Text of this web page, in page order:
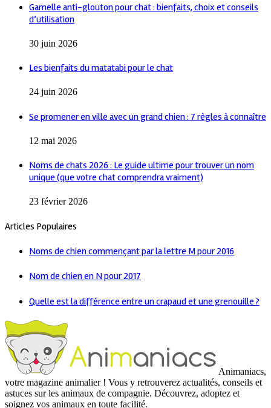
Gamelle anti-glouton pour chat : bienfaits, choix et conseils
d’utilisation
30 juin 2026
Les bienfaits du matatabi pour le chat
24 juin 2026
Se promener en ville avec un grand chien : 7 règles à connaître
12 mai 2026
Noms de chats 2026 : Le guide ultime pour trouver un nom
unique (que votre chat comprendra vraiment)
23 février 2026
Articles Populaires
Noms de chien commençant par la lettre M pour 2016
Nom de chien en N pour 2017
Quelle est la différence entre un crapaud et une grenouille ?
Animaniacs,
votre magazine animalier ! Vous y retrouverez actualités, conseils et
astuces sur les animaux de compagnie. Découvrez, adoptez et
soignez vos animaux en toute facilité.